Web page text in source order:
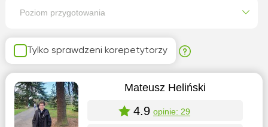
Tylko sprawdzeni korepetytorzy
Mateusz Heliński
4.9 opinie: 29
Poziom przygotowania